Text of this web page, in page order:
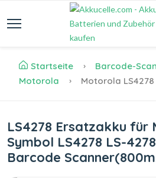
Startseite
Barcode-
Motorola
Motorola LS4278
LS4278 Ersatzakku für
Symbol LS4278 LS-
Barcode